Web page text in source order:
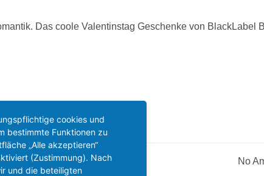
No
cookies und
bestimmte Funktionen zu
„Alle akzeptieren“
(Zustimmung). Nach
und die beteiligten